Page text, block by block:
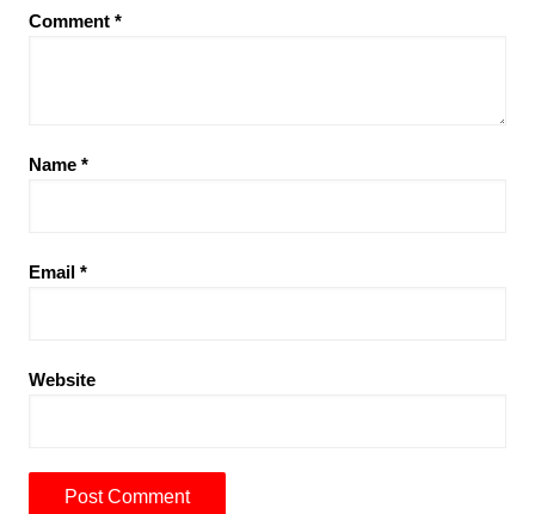
Comment *
Name *
Email *
Website